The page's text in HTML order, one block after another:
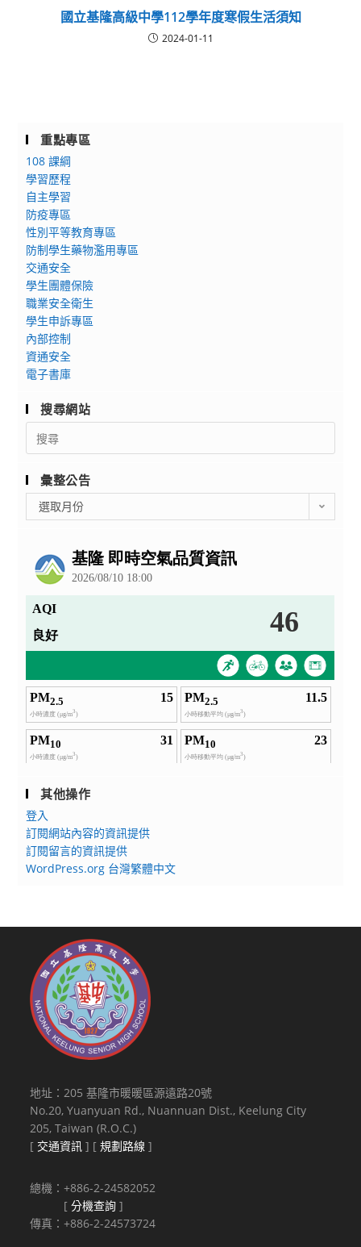
國立基隆高級中學112學年度寒假生活須知
2024-01-11
重點專區
108 課綱
學習歷程
自主學習
防疫專區
性別平等教育專區
防制學生藥物濫用專區
交通安全
學生團體保險
職業安全衛生
學生申訴專區
內部控制
資通安全
電子書庫
搜尋網站
Search
for:
彙整公告
整
選取月份
其他操作
登入
訂閱網站內容的資訊提供
訂閱留言的資訊提供
WordPress.org 台灣繁體中文
地址：205 基隆市暖暖區源遠路20號
No.20, Yuanyuan Rd., Nuannuan Dist., Keelung City
205, Taiwan (R.O.C.)
[ 交通資訊 ] [規劃路線 ]
總機：+886-2-24582052
[分機查詢 ]
傳真：+886-2-24573724